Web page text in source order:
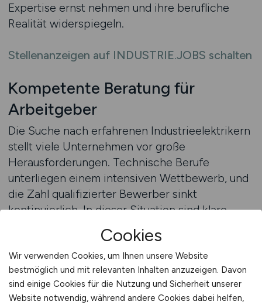
Expertise ernst nehmen und ihre berufliche
Realität widerspiegeln.
Stellenanzeigen auf INDUSTRIE.JOBS schalten
Kompetente Beratung für
Arbeitgeber
Die Suche nach erfahrenen Industrieelektrikern
stellt viele Unternehmen vor große
Herausforderungen. Technische Berufe
unterliegen einem intensiven Wettbewerb, und
die Zahl qualifizierter Bewerber sinkt
kontinuierlich. In dieser Situation sind klare
Strategien gefragt. Arbeitgeber, die ihre
Personalbeschaffung gezielt planen, profitieren
langfristig von geringeren Vakanzen und
stabileren Teams. Eine kompetente Beratung
kann dabei helfen, die richtigen Schritte zu
Cookies
Wir verwenden Cookies, um Ihnen unsere Website
bestmöglich und mit relevanten Inhalten anzuzeigen. Davon
sind einige Cookies für die Nutzung und Sicherheit unserer
Website notwendig, während andere Cookies dabei helfen,